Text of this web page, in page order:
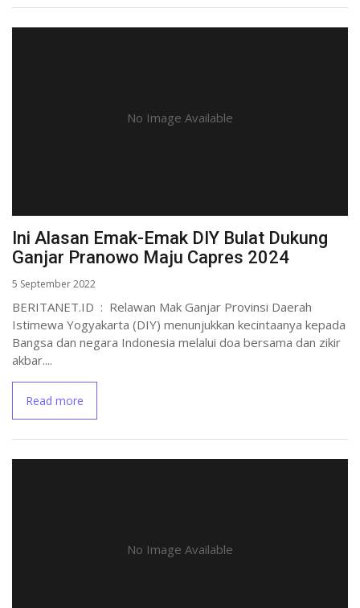
No Image Available
Ini Alasan Emak-Emak DIY Bulat Dukung
Ganjar Pranowo Maju Capres 2024
5 September 2022
BERITANET.ID : Relawan Mak Ganjar Provinsi Daerah
Istimewa Yogyakarta (DIY) menunjukkan kecintaanya kepada
Bangsa dan negara Indonesia melalui doa bersama dan zikir
akbar....
Read more
No Image Available